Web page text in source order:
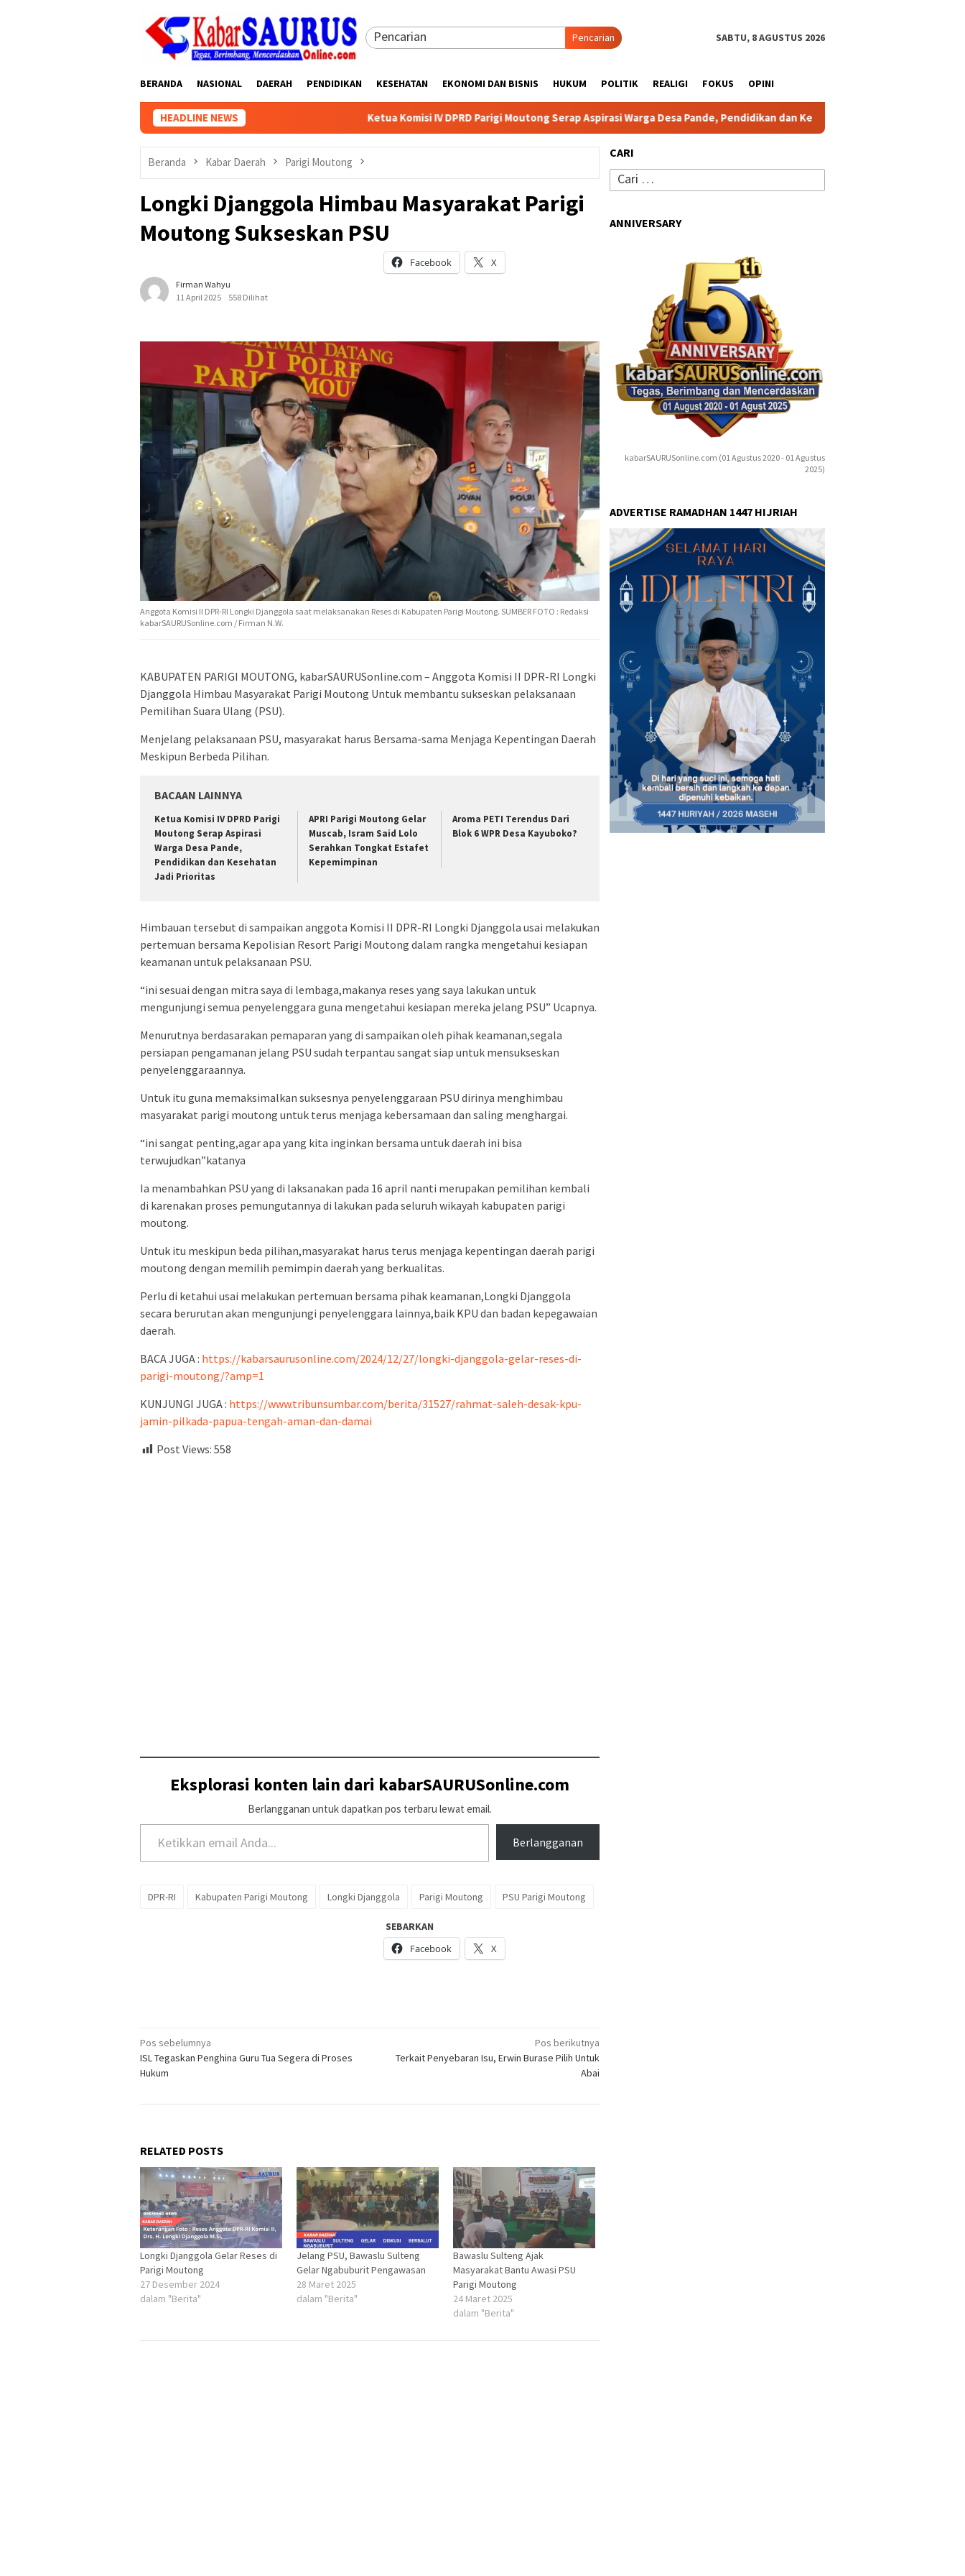
Pencarian SABTU, 8 AGUSTUS 2026
BERANDA NASIONAL DAERAH PENDIDIKAN KESEHATAN EKONOMI DAN BISNIS HUKUM POLITIK REALIGI FOKUS OPINI
HEADLINE NEWS Ketua Komisi IV DPRD Parigi Moutong Serap Aspirasi Warga Desa Pande, Pendidikan dan Kesehatan Jadi Prioritas
Beranda Kabar Daerah Parigi Moutong
Longki Djanggola Himbau Masyarakat Parigi
Moutong Sukseskan PSU
Firman Wahyu
11 April 2025
558 Dilihat
Facebook X
Anggota Komisi II DPR-RI Longki Djanggola saat melaksanakan Reses di Kabupaten Parigi Moutong. SUMBER FOTO : Redaksi
kabarSAURUSonline.com / Firman N.W.
KABUPATEN PARIGI MOUTONG, kabarSAURUSonline.com – Anggota Komisi II DPR-RI Longki
Djanggola Himbau Masyarakat Parigi Moutong Untuk membantu sukseskan pelaksanaan
Pemilihan Suara Ulang (PSU).
Menjelang pelaksanaan PSU, masyarakat harus Bersama-sama Menjaga Kepentingan Daerah
Meskipun Berbeda Pilihan.
BACAAN LAINNYA
Ketua Komisi IV DPRD Parigi
Moutong Serap Aspirasi
Warga Desa Pande,
Pendidikan dan Kesehatan
Jadi Prioritas
APRI Parigi Moutong Gelar
Muscab, Isram Said Lolo
Serahkan Tongkat Estafet
Kepemimpinan
Aroma PETI Terendus Dari
Blok 6 WPR Desa Kayuboko?
Himbauan tersebut di sampaikan anggota Komisi II DPR-RI Longki Djanggola usai melakukan
pertemuan bersama Kepolisian Resort Parigi Moutong dalam rangka mengetahui kesiapan
keamanan untuk pelaksanaan PSU.
“ini sesuai dengan mitra saya di lembaga,makanya reses yang saya lakukan untuk
mengunjungi semua penyelenggara guna mengetahui kesiapan mereka jelang PSU” Ucapnya.
Menurutnya berdasarakan pemaparan yang di sampaikan oleh pihak keamanan,segala
persiapan pengamanan jelang PSU sudah terpantau sangat siap untuk mensukseskan
penyelenggaraannya.
Untuk itu guna memaksimalkan suksesnya penyelenggaraan PSU dirinya menghimbau
masyarakat parigi moutong untuk terus menjaga kebersamaan dan saling menghargai.
“ini sangat penting,agar apa yang kita inginkan bersama untuk daerah ini bisa
terwujudkan”katanya
Ia menambahkan PSU yang di laksanakan pada 16 april nanti merupakan pemilihan kembali
di karenakan proses pemungutannya di lakukan pada seluruh wikayah kabupaten parigi
moutong.
Untuk itu meskipun beda pilihan,masyarakat harus terus menjaga kepentingan daerah parigi
moutong dengan memilih pemimpin daerah yang berkualitas.
Perlu di ketahui usai melakukan pertemuan bersama pihak keamanan,Longki Djanggola
secara berurutan akan mengunjungi penyelenggara lainnya,baik KPU dan badan kepegawaian
daerah.
BACA JUGA : https://kabarsaurusonline.com/2024/12/27/longki-djanggola-gelar-reses-di-
parigi-moutong/?amp=1
KUNJUNGI JUGA : https://www.tribunsumbar.com/berita/31527/rahmat-saleh-desak-kpu-
jamin-pilkada-papua-tengah-aman-dan-damai
Post Views: 558
Eksplorasi konten lain dari kabarSAURUSonline.com
Berlangganan untuk dapatkan pos terbaru lewat email.
Ketikkan email Anda...
Berlangganan
DPR-RI Kabupaten Parigi Moutong Longki Djanggola Parigi Moutong PSU Parigi Moutong
SEBARKAN
Facebook
X
Navigasi
pos
Pos sebelumnya
ISL Tegaskan Penghina Guru Tua Segera di Proses
Hukum
Pos berikutnya
Terkait Penyebaran Isu, Erwin Burase Pilih Untuk
Abai
RELATED POSTS
Longki Djanggola Gelar Reses di
Parigi Moutong
27 Desember 2024
dalam "Berita"
Jelang PSU, Bawaslu Sulteng
Gelar Ngabuburit Pengawasan
28 Maret 2025
dalam "Berita"
Bawaslu Sulteng Ajak
Masyarakat Bantu Awasi PSU
Parigi Moutong
24 Maret 2025
dalam "Berita"
CARI
Cari
untuk:
ANNIVERSARY
kabarSAURUSonline.com (01 Agustus 2020 - 01 Agustus
2025)
ADVERTISE RAMADHAN 1447 HIJRIAH